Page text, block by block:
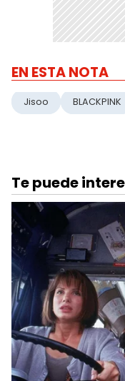
EN ESTA NOTA
Jisoo BLACKPINK